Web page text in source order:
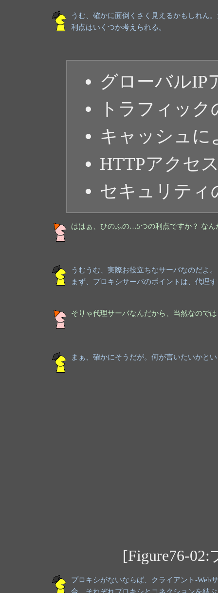
うむ、確かに面倒くさく見えるかもしれん
利点はいくつか考えられる。
グローバルIP
トラフィック
キャッシュに
HTTPアクセ
セキュリティ
ははぁ、ひのふの…5つの利点ですか？ な
うむうむ、実際お役立ちなサーバなのだよ。
まず、プロキシサーバのポイントは、代理
そりゃ代理サーバなんだから、当然なので
まぁ、確かにそうだが。何が言いたいかと
[Figure76-
プロキシがないならば、クライアント-Web
合、それぞれプロキシとコネクションを結